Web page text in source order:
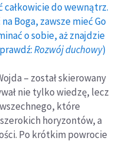
całkowicie do wewnątrz.
Boga, zawsze mieć Go
o sobie, aż znajdzie
Rozwój duchowy)
– został skierowany
nie tylko wiedzę, lecz
które
horyzontów, a
Po krótkim powrocie